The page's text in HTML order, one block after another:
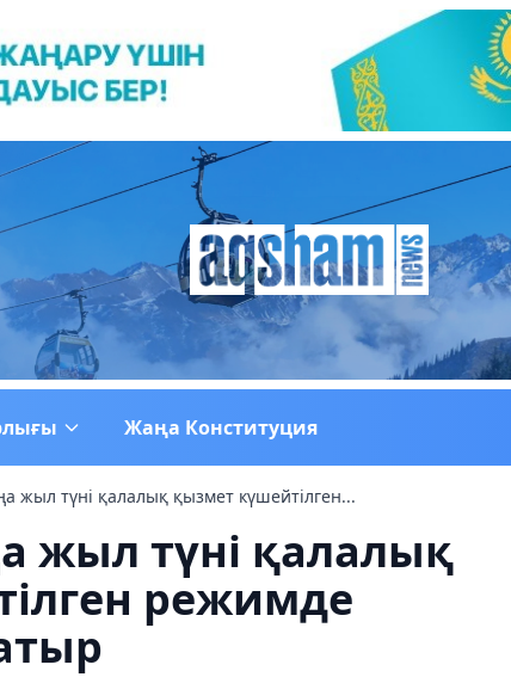
Жаңа Конституция
жыл түні қалалық қызмет күшейтілген...
жыл түні қалалық
режимде